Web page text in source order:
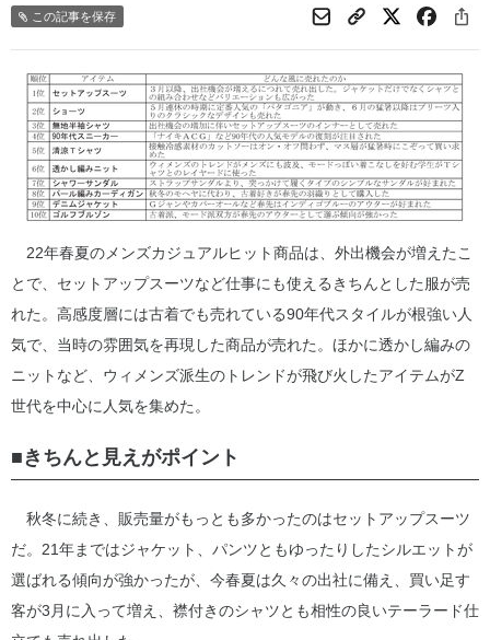
この記事を保存
22年春夏のメンズカジュアルヒット商品は、外出機会が増えたこ
とで、セットアップスーツなど仕事にも使えるきちんとした服が売
れた。高感度層には古着でも売れている90年代スタイルが根強い人
気で、当時の雰囲気を再現した商品が売れた。ほかに透かし編みの
ニットなど、ウィメンズ派生のトレンドが飛び火したアイテムがZ
世代を中心に人気を集めた。
■きちんと見えがポイント
秋冬に続き、販売量がもっとも多かったのはセットアップスーツ
だ。21年まではジャケット、パンツともゆったりしたシルエットが
選ばれる傾向が強かったが、今春夏は久々の出社に備え、買い足す
客が3月に入って増え、襟付きのシャツとも相性の良いテーラード仕